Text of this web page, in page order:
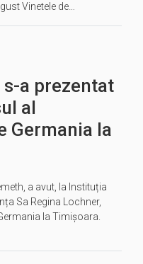
Vinetele de…
a prezentat
al
Germania la
a avut, la Instituția
Sa Regina Lochner,
la Timișoara.